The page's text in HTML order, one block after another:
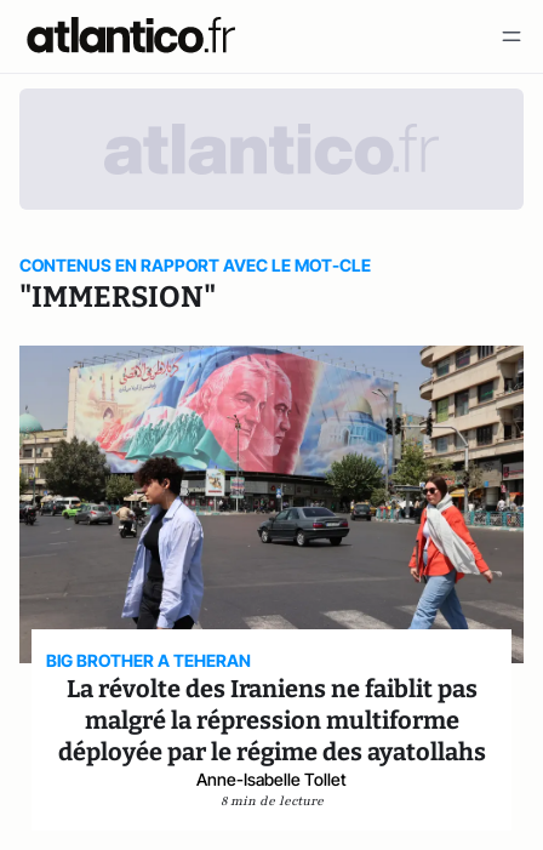
CONTENUS EN RAPPORT AVEC LE MOT-CLE
"IMMERSION"
BIG BROTHER A TEHERAN
La révolte des Iraniens ne faiblit pas
malgré la répression multiforme
déployée par le régime des ayatollahs
Anne-Isabelle Tollet
8 min de lecture